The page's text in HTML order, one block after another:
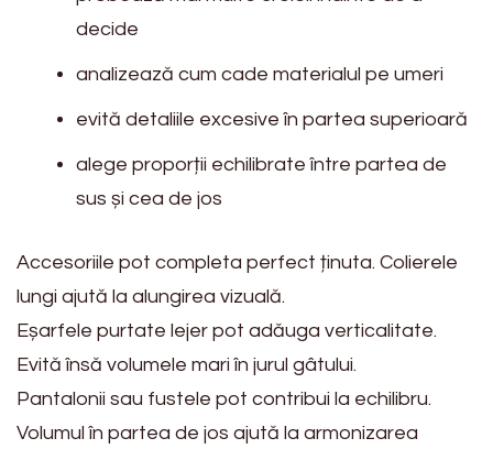
decide
analizează cum cade materialul pe umeri
evită detaliile excesive în partea superioară
alege proporții echilibrate între partea de
sus și cea de jos
Accesoriile pot completa perfect ținuta. Colierele
lungi ajută la alungirea vizuală.
Eșarfele purtate lejer pot adăuga verticalitate.
Evită însă volumele mari în jurul gâtului.
Pantalonii sau fustele pot contribui la echilibru.
Volumul în partea de jos ajută la armonizarea